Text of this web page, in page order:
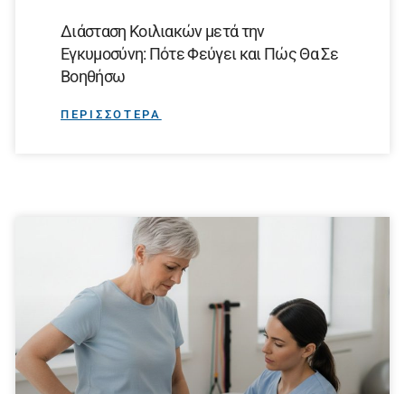
Διάσταση Κοιλιακών μετά την
Εγκυμοσύνη: Πότε Φεύγει και Πώς Θα Σε
Βοηθήσω
ΠΕΡΙΣΣΟΤΕΡΑ